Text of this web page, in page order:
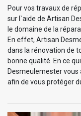
Pour vos travaux de
sur l`aide de Artisan
le domaine de la
En effet, Artisan
dans la rénovation de
bonne qualité. En ce
Desmeulemester vous
afin de vous protéger